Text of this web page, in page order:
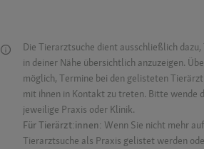
Die Tierarztsuche dient ausschließlich
in deiner Nähe übersichtlich anzuzeigen.
möglich, Termine bei den gelisteten
mit ihnen in Kontakt zu treten. Bitte wende
jeweilige Praxis oder Klinik.
Für Tierärzt:innen: Wenn Sie nicht mehr
Tierarztsuche als Praxis gelistet werden